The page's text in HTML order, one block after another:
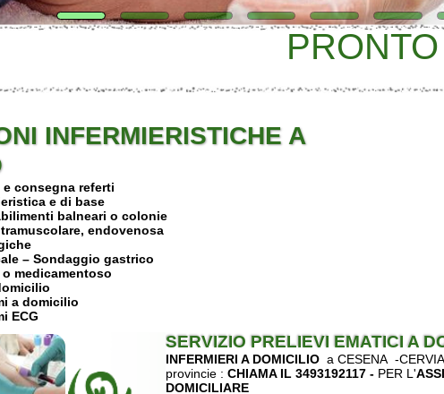
PRONTO
A
referti
e di base
balneari o colonie
endovenosa
gastrico
deambulazione